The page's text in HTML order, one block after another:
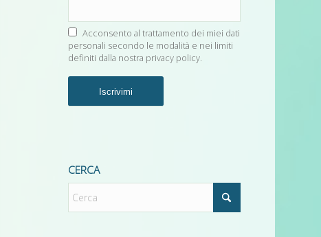
Acconsento al trattamento dei miei dati
personali secondo le modalità e nei limiti
definiti dalla nostra privacy policy.
CERCA